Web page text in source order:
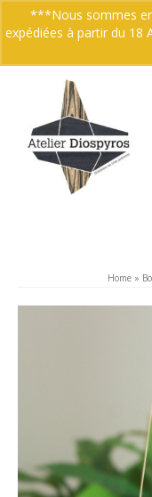
Home »
***Nous sommes en
expédiées à partir du